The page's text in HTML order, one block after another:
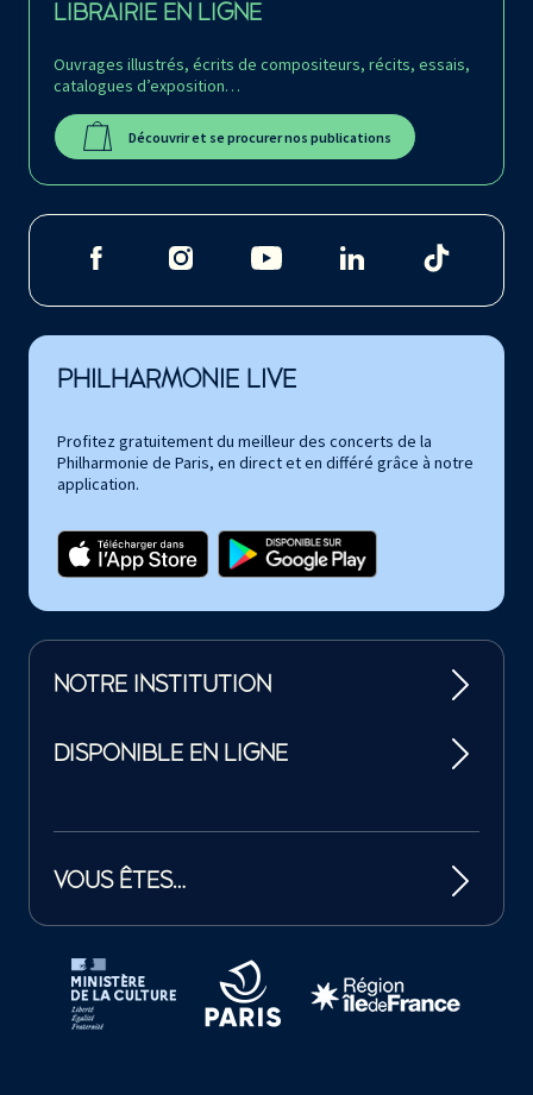
LIBRAIRIE EN LIGNE
Ouvrages illustrés, écrits de compositeurs, récits, essais,
catalogues d’exposition…
Découvrir et se procurer nos publications
PHILHARMONIE LIVE
Profitez gratuitement du meilleur des concerts de la
Philharmonie de Paris, en direct et en différé grâce à notre
application.
NOTRE INSTITUTION
DISPONIBLE EN LIGNE
VOUS ÊTES…
Tutelles et mécènes de la Philharmonie de Paris